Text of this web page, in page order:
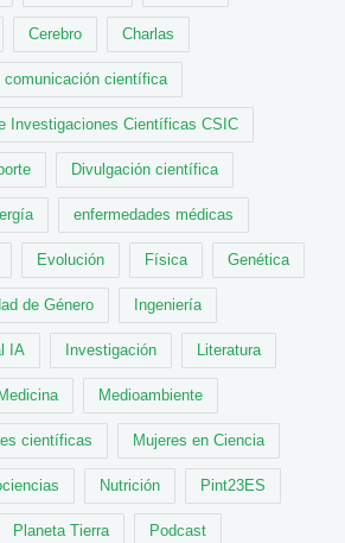
Cerebro Charlas
comunicación científica
Investigaciones Científicas CSIC
Divulgación científica
enfermedades médicas
Evolución Física Genética
de Género Ingeniería
IA Investigación Literatura
Medicina Medioambiente
científicas Mujeres en Ciencia
Nutrición Pint23ES
Planeta Tierra Podcast